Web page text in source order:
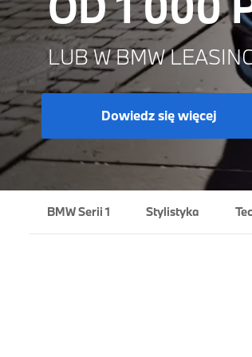
LUB W BMW
Dowiedz się więcej
BMW Serii 1 Stylistyka